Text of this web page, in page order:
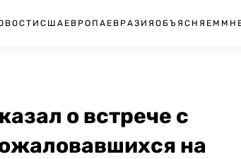
США ЕВРОПА ЕВРАЗИЯ ОБЪЯСНЯЕМ
о встрече с
на